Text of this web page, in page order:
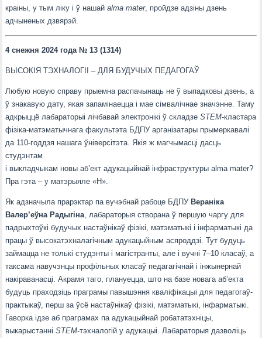
краіны, у тым ліку і ў нашайalma mater, пройдзе адзіны дзень
адчыненых дзвярэй.
4 снежня 2024 года № 13 (1314)
ВЫСОКІЯ ТЭХНАЛОГІІ – ДЛЯ БУДУЧЫХ ПЕДАГОГАЎ
Любую новую справу прыемна распачынаць не ў выпадковы дзень, а
ў знакавую дату, якая запамінаецца і мае сімвалічнае значэнне. Таму
адкрыццё лабараторыі лічбавай электронікі ў складзеSTEM-кластара
фізіка-матэматычнага факультэта БДПУ арганізатары прымеркавалі
да 110-годдзя нашага ўніверсітэта. Якія ж магчымасці дасць
студэнтам
і выкладчыкам новы аб’ект адукацыйнай інфраструктуры alma mater?
Пра гэта – у матэрыяле «Н».
Як адзначыла прарэктар па вучэбнай рабоце БДПУВераніка
Валер’еўна Радыгіна , лабараторыя створана ў першую чаргу для
падрыхтоўкі будучых настаўнікаў фізікі, матэматыкі і інфарматыкі да
працы ў высокатэхналагічным адукацыйным асяроддзі. Тут будуць
займацца не толькі студэнты і магістранты, але і вучні 7–10 класаў, а
таксама навучэнцы профільных класаў педагагічнай і інжынернай
накіраванасці. Акрамя таго, плануецца, што на базе новага аб’екта
будуць праходзіць праграмы павышэння кваліфікацыі для педагогаў-
практыкаў, перш за ўсё настаўнікаў фізікі, матэматыкі, інфарматыкі.
Гаворка ідзе аб праграмах па адукацыйнай робататэхніцы,
выкарыстанніSTEM-тэхналогій у адукацыі. Лабараторыя дазволіць